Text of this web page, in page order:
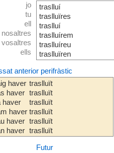
jo
tu
ell
nosaltres
vosaltres
ells
traslluí
traslluïres
traslluí
traslluírem
traslluíreu
traslluïren
anterior perifràstic
haver
haver
haver
haver
haver
haver
traslluït
traslluït
traslluït
traslluït
traslluït
traslluït
Futur